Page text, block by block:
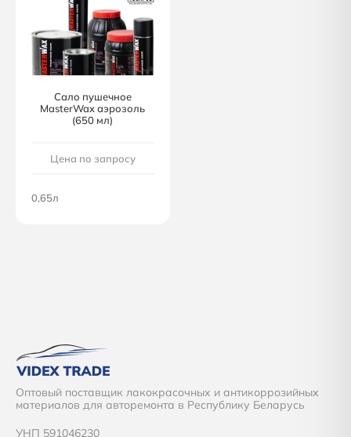
Сало пушечное
MasterWax аэрозоль
(650 мл)
Цена по запросу
0,65л
Оптовый поставщик лакокрасочных и антикоррозийных
материалов для авторемонта в Республику Беларусь
УНП 591046230